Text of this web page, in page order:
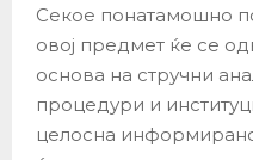
Секое понатамошно
овој предмет ќе се
основа на стручни
процедури и
целосна